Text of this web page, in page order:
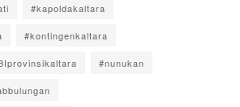
#kapoldakaltara
#kontingenkaltara
#nunukan